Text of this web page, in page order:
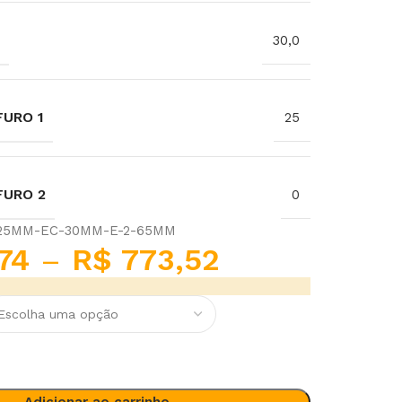
30,0
1 25
2 0
EC-30MM-E-2-65MM
– R$ 773,52